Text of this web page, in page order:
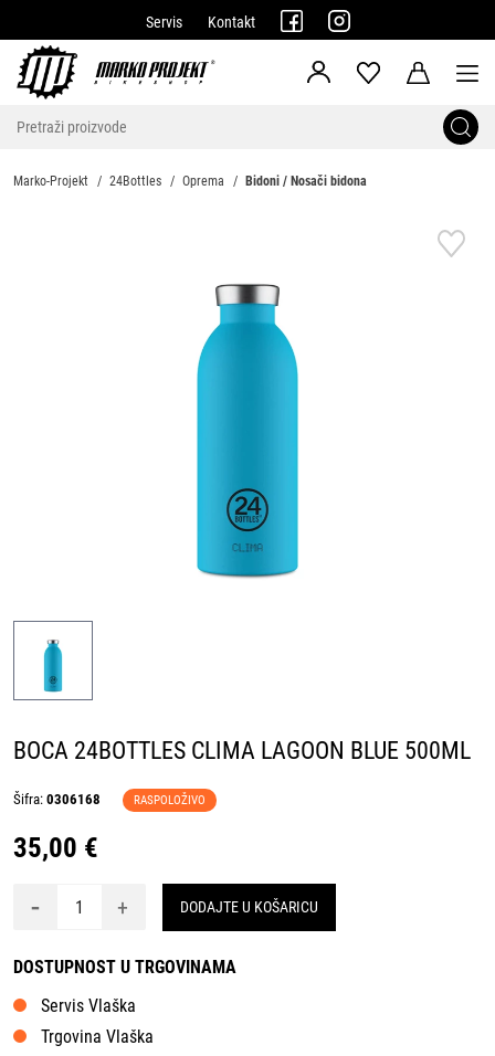
Servis Kontakt
Marko-Projekt 24Bottles Oprema Bidoni / Nosači bidona
BOCA 24BOTTLES CLIMA LAGOON BLUE 500ML
Šifra: 0306168 RASPOLOŽIVO
35,00 €
- + DODAJTE U KOŠARICU
DOSTUPNOST U TRGOVINAMA
Servis Vlaška
Trgovina Vlaška